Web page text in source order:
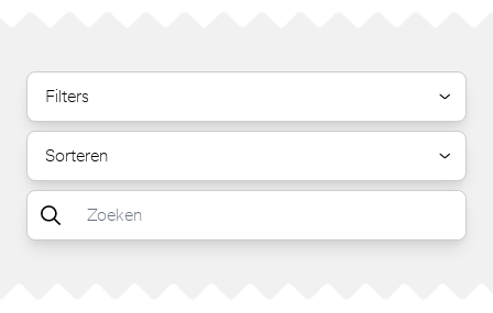
Filters
Sorteren